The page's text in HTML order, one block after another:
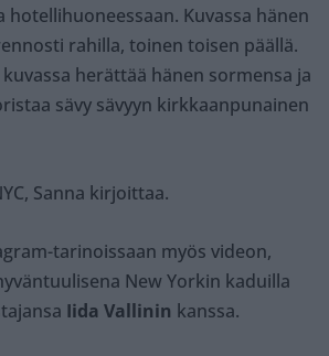
Kuvassa hänen
rahilla, toinen toisen päällä.
herättää hänen sormensa ja
sävy sävyyn kirkkaanpunainen
Sanna kirjoittaa.
tarinoissaan myös videon,
New Yorkin kaduilla
Iida Vallinin kanssa.